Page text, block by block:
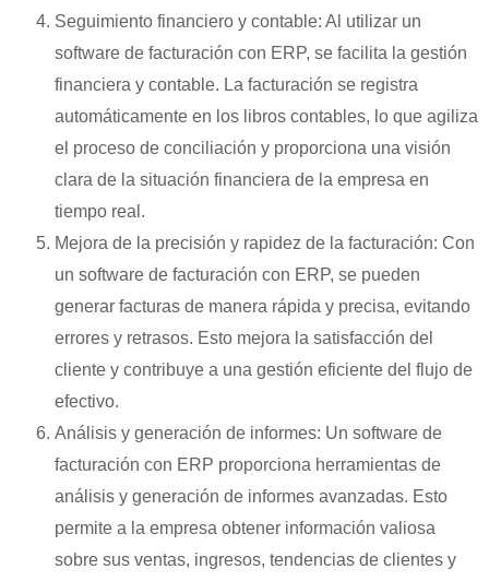
Seguimiento financiero y contable: Al utilizar un
software de facturación con ERP, se facilita la gestión
financiera y contable. La facturación se registra
automáticamente en los libros contables, lo que agiliza
el proceso de conciliación y proporciona una visión
clara de la situación financiera de la empresa en
tiempo real.
Mejora de la precisión y rapidez de la facturación: Con
un software de facturación con ERP, se pueden
generar facturas de manera rápida y precisa, evitando
errores y retrasos. Esto mejora la satisfacción del
cliente y contribuye a una gestión eficiente del flujo de
efectivo.
Análisis y generación de informes: Un software de
facturación con ERP proporciona herramientas de
análisis y generación de informes avanzadas. Esto
permite a la empresa obtener información valiosa
sobre sus ventas, ingresos, tendencias de clientes y